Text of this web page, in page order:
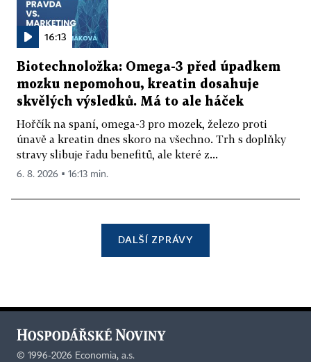
16:13
Biotechnoložka: Omega-3 před úpadkem
mozku nepomohou, kreatin dosahuje
skvělých výsledků. Má to ale háček
Hořčík na spaní, omega-3 pro mozek, železo proti
únavě a kreatin dnes skoro na všechno. Trh s doplňky
stravy slibuje řadu benefitů, ale které z...
6. 8. 2026 ▪ 16:13 min.
DALŠÍ ZPRÁVY
© 1996-2026 Economia, a.s.